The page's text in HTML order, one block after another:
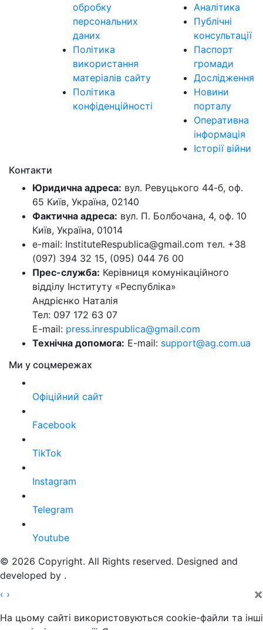
обробку
персональних
даних
Політика
використання
матеріалів сайту
Політика
конфіденційності
Аналітика
Публічні
консультації
Паспорт
громади
Дослідження
Новини
порталу
Оперативна
інформація
Історії війни
Контакти
Юридична адреса: вул. Ревуцького 44-б, оф.
65 Київ, Україна, 02140
Фактична адреса: вул. П. Болбочана, 4, оф. 10
Київ, Україна, 01014
e-mail: InstituteRespublica@gmail.com тел. +38
(097) 394 32 15, (095) 044 76 00
Прес-служба: Керівниця комунікаційного
відділу Інституту «Республіка»
Андрієнко Наталія
Тел: 097 172 63 07
E-mail: press.inrespublica@gmail.com
Технічна допомога: E-mail: support@ag.com.ua
Ми у соцмережах
Офіційний сайт
Facebook
TikTok
Instagram
Telegram
Youtube
© 2026 Copyright. All Rights reserved. Designed and
developed by .
‹ › ×
На цьому сайті використовуються cookie-файли та інші